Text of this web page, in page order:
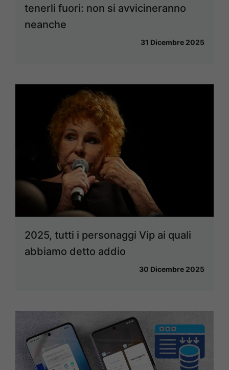
tenerli fuori: non si avvicineranno
neanche
31 Dicembre 2025
2025, tutti i personaggi Vip ai quali
abbiamo detto addio
30 Dicembre 2025